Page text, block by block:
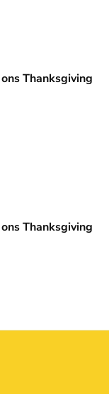
gala in de
Thanksgiving
gala in de
Thanksgiving